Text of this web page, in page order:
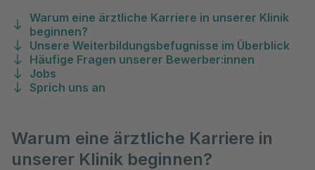
Warum eine ärztliche Karriere in unserer Klinik
beginnen?
Unsere Weiterbildungsbefugnisse im Überblick
Häufige Fragen unserer Bewerber:innen
Jobs
Sprich uns an
Warum eine ärztliche Karriere in
unserer Klinik beginnen?